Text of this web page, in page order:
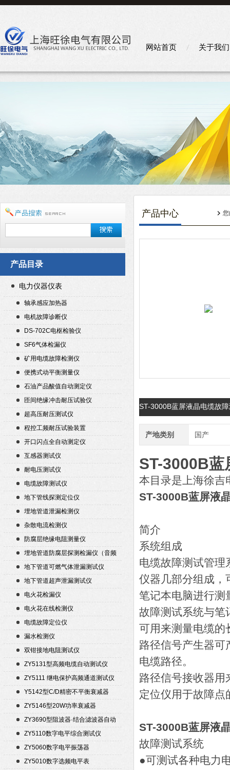
网站首页 关于我们
产品目录
电力仪器仪表
轴承感应加热器
电机故障诊断仪
DS-702C电枢检验仪
SF6气体检漏仪
矿用电缆故障检测仪
便携式动平衡测量仪
石油产品酸值自动测定仪
匝间绝缘冲击耐压试验仪
超高压耐压测试仪
程控工频耐压试验装置
开口闪点全自动测定仪
互感器测试仪
耐电压测试仪
电缆故障测试仪
地下管线探测定位仪
埋地管道泄漏检测仪
杂散电流检测仪
防腐层绝缘电阻测量仪
埋地管道防腐层探测检漏仪（音频
检漏仪）
地下管道可燃气体泄漏测试仪
地下管道超声泄漏测试仪
电火花检漏仪
电火花在线检测仪
电缆故障定位仪
漏水检测仪
双钳接地电阻测试仪
ZY5131型高频电缆自动测试仪
ZY5111 继电保护高频通道测试仪
Y5142型C/D精密不平衡衰减器
（50Ω）
ZY5146型20W功率衰减器
ZY3690型阻波器·结合滤波器自动
测试仪
ZY5110数字电平综合测试仪
ZY5060数字电平振荡器
ZY5010数字选频电平表
产品中心
ST-3000B蓝屏液晶电缆故
产地类别 国产
ST-3000B蓝
本目录是上海徐吉
ST-3000B蓝屏液
简介
系统组成
电缆故障测试管理
仪器几部分组成，
笔记本电脑进行测
故障测试系统与笔
可用来测量电缆的
路径信号产生器
电缆路径。
路径信号接收器用
定位仪用于故障点
ST-3000B蓝屏液
故障测试系统
●可测试各种电力